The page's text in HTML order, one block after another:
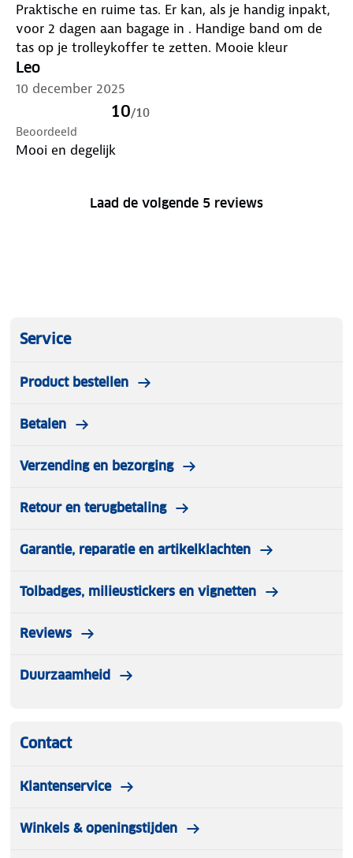
Praktische en ruime tas. Er kan, als je handig inpakt,
voor 2 dagen aan bagage in . Handige band om de
tas op je trolleykoffer te zetten. Mooie kleur
Leo
10 december 2025
10/10
Beoordeeld
Mooi en degelijk
Laad de volgende 5 reviews
Service
Product bestellen
Betalen
Verzending en bezorging
Retour en terugbetaling
Garantie, reparatie en artikelklachten
Tolbadges, milieustickers en vignetten
Reviews
Duurzaamheid
Contact
Klantenservice
Winkels & openingstijden